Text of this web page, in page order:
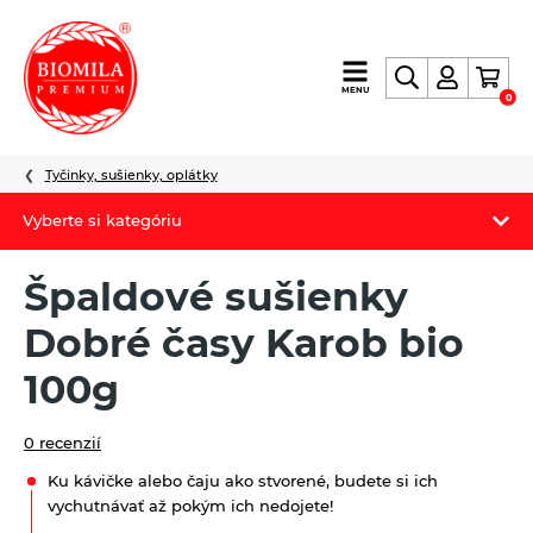
výroba
a
nielen
MENU
0
Vyberte si kategóriu
Biomila produkty
Letný Biomilatip 18% zľava
Akciová ponuka
Novinky
Tyčinky, sušienky, oplátky
Špaldové sušienky
Dobré časy Karob bio
100g
0 recenzií
Ku kávičke alebo čaju ako stvorené, budete si ich
vychutnávať až pokým ich nedojete!